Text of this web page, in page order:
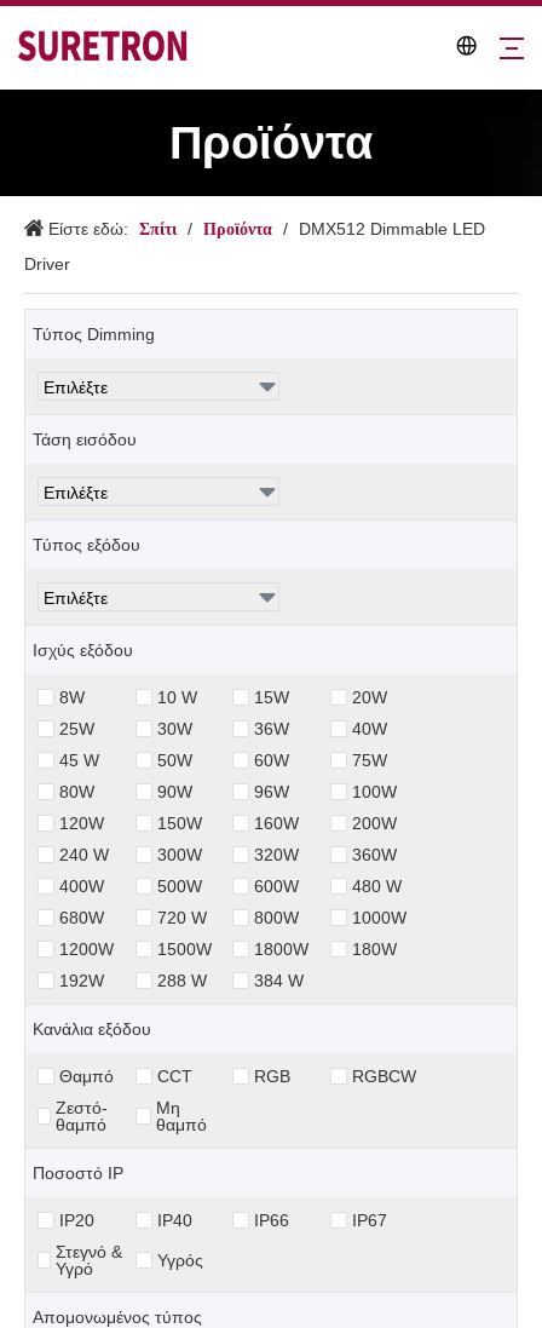
Προϊόντα
Είστε εδώ: Σπίτι / Προϊόντα /
DMX512 Dimmable LED
Driver
Τύπος Dimming
Τάση εισόδου
Τύπος εξόδου
Ισχύς εξόδου
8W 10 W 15W
20W
25W
30W 36W
40W
45 W
50W 60W
75W
80W
90W 96W
100W
120W
150W 160W
200W
240 W
300W 320W
360W
400W
500W 600W
480 W
680W
720 W 800W
1000W
1200W
1500W 1800W
180W
192W
288 W 384 W
Κανάλια εξόδου
Θαμπό CCT RGB
RGBCW
Ζεστό-
θαμπό
Μη
θαμπό
Ποσοστό IP
IP20 IP40 IP66
IP67
Στεγνό &
Υγρό
Υγρός
Απομονωμένος τύπος